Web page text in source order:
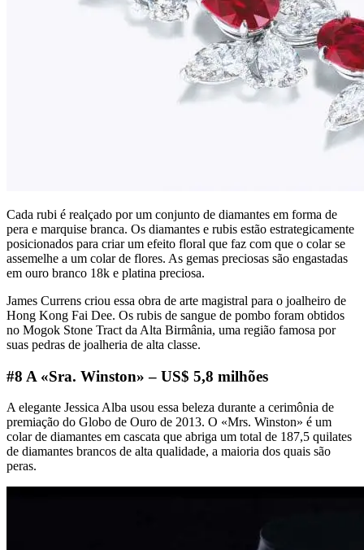
Cada rubi é realçado por um conjunto de diamantes em forma de
pera e marquise branca. Os diamantes e rubis estão estrategicamente
posicionados para criar um efeito floral que faz com que o colar se
assemelhe a um colar de flores. As gemas preciosas são engastadas
em ouro branco 18k e platina preciosa.
James Currens criou essa obra de arte magistral para o joalheiro de
Hong Kong Fai Dee. Os rubis de sangue de pombo foram obtidos
no Mogok Stone Tract da Alta Birmânia, uma região famosa por
suas pedras de joalheria de alta classe.
#8 A «Sra. Winston» – US$ 5,8 milhões
A elegante Jessica Alba usou essa beleza durante a cerimônia de
premiação do Globo de Ouro de 2013. O «Mrs. Winston» é um
colar de diamantes em cascata que abriga um total de 187,5 quilates
de diamantes brancos de alta qualidade, a maioria dos quais são
peras.